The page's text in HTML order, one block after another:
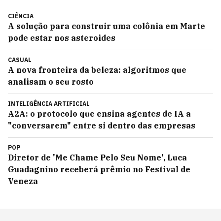
CIÊNCIA
A solução para construir uma colônia em Marte
pode estar nos asteroides
CASUAL
A nova fronteira da beleza: algoritmos que
analisam o seu rosto
INTELIGÊNCIA ARTIFICIAL
A2A: o protocolo que ensina agentes de IA a
"conversarem" entre si dentro das empresas
POP
Diretor de 'Me Chame Pelo Seu Nome', Luca
Guadagnino receberá prêmio no Festival de
Veneza